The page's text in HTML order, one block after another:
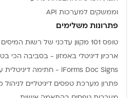
וממשקים למערכות API
פתרונות משלימים
טופס 101 מקוון עדכני של רשות המיסים מובנה במערכת
ארכיון דיגיטלי באמזון - בסביבה הכי
iForms Doc Signs - חתימה דיגיטלית על מסמכים
פתרון מערכת טפסים דיגיטליים לניהול